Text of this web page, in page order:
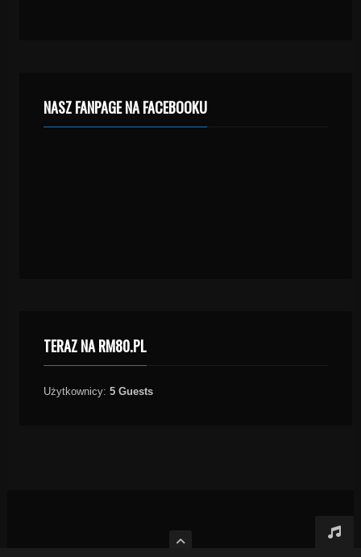
NASZ FANPAGE NA FACEBOOKU
TERAZ NA RM80.PL
Użytkownicy: 5 Guests